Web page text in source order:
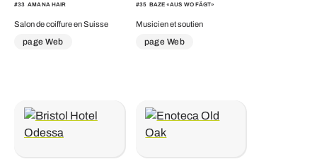
#33 AMANA HAIR
Salon de coiffure en Suisse
page Web
#35 BAZE «AUS WO FÄGT»
Musicien et soutien
page Web